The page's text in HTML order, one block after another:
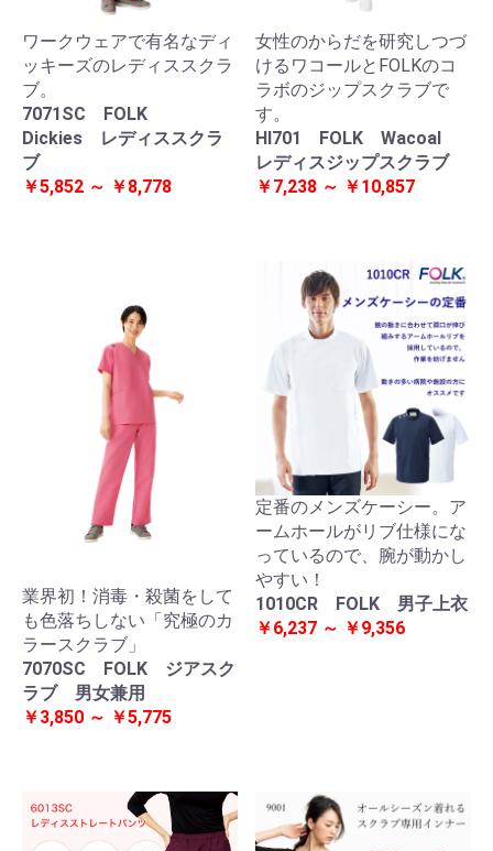
ワークウェアで有名なディ
ッキーズのレディススクラ
ブ。
7071SC FOLK
Dickies レディススクラ
ブ
￥5,852 ～ ￥8,778
女性のからだを研究しつづ
けるワコールとFOLKのコ
ラボのジップスクラブで
す。
HI701 FOLK Wacoal
レディスジップスクラブ
￥7,238 ～ ￥10,857
業界初！消毒・殺菌をして
も色落ちしない「究極のカ
ラースクラブ」
7070SC FOLK ジアスク
ラブ 男女兼用
￥3,850 ～ ￥5,775
定番のメンズケーシー。ア
ームホールがリブ仕様にな
っているので、腕が動かし
やすい！
1010CR FOLK 男子上衣
￥6,237 ～ ￥9,356